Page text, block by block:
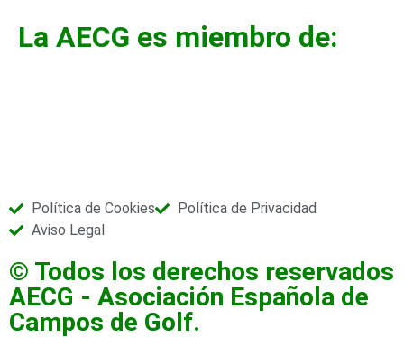
La AECG es miembro de:
© Todos los derechos reservados
AECG - Asociación Española de
Campos de Golf.
Política de Cookies
Política de Privacidad
Aviso Legal